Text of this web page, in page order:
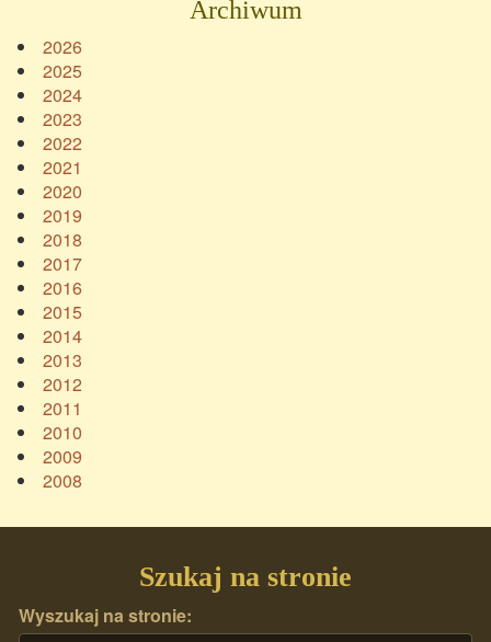
Archiwum
2026
2025
2024
2023
2022
2021
2020
2019
2018
2017
2016
2015
2014
2013
2012
2011
2010
2009
2008
Szukaj na stronie
Wyszukaj na stronie: